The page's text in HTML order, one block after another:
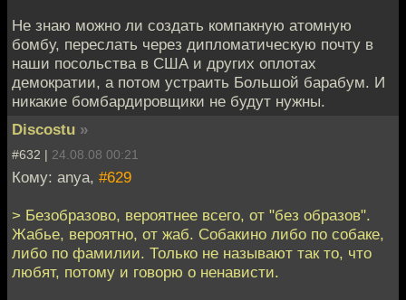
Не знаю можно ли создать компакную атомную
бомбу, переслать через дипломатическую почту в
наши посольства в США и других оплотах
демократии, а потом устраить Большой барабум. И
никакие бомбардировщики не будут нужны.
Discostu »
#632 | 24.08.08 00:21
Кому: anya, #629
> Безобразово, вероятнее всего, от "без образов".
Жабье, вероятно, от жаб. Собакино либо по собаке,
либо по фамилии. Только не называют так то, что
любят, потому и говорю о ненависти.